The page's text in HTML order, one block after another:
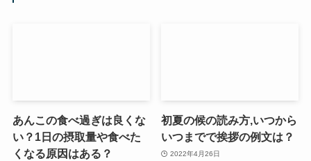
あんこの食べ過ぎは良くな
い？1日の摂取量や食べた
くなる原因はある？
初夏の候の読み方,いつから
いつまでで挨拶の例文は？
2022年4月26日